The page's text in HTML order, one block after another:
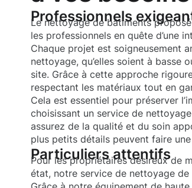
Professionnels
Le nettoyage de bâtiments
les professionnels en quête d’une
Chaque projet est soigneusement
nettoyage, qu’elles soient à basse
site. Grâce à cette approche
respectant les matériaux tout en
Cela est essentiel pour préserver
choisissant un service de
assurez de la qualité et du soin
plus petits détails peuvent faire
Particuliers attentifs
Pour les propriétaires désireux de
état, notre service de nettoyage